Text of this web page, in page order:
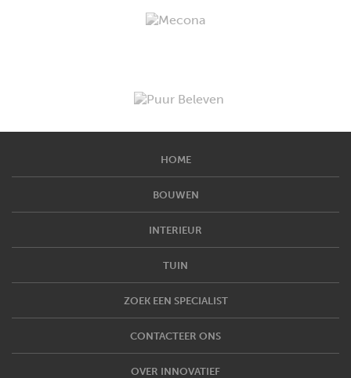
HOME
BOUWEN
INTERIEUR
TUIN
ZOEK EEN SPECIALIST
CONTACTEER ONS
OVER INNOVATIEF